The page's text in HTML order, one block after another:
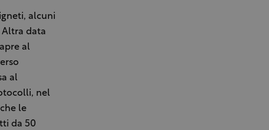
alcuni
Altra data
al
al
nel
le
da 50